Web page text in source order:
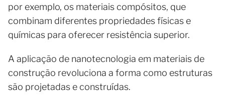
por exemplo, os materiais compósitos, que
combinam diferentes propriedades físicas e
químicas para oferecer resistência superior.
A aplicação de nanotecnologia em materiais de
construção revoluciona a forma como estruturas
são projetadas e construídas.